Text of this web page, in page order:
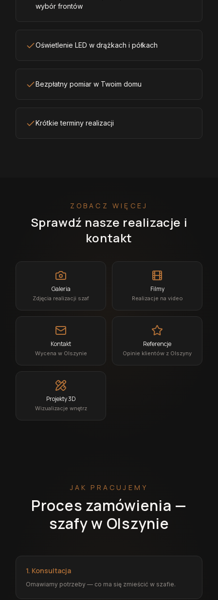
wybór frontów
Oświetlenie LED w drążkach i półkach
Bezpłatny pomiar w Twoim domu
Krótkie terminy realizacji
ZOBACZ WIĘCEJ
Sprawdź nasze realizacje i
kontakt
Galeria
Zdjęcia realizacji szaf
Filmy
Realizacje na video
Kontakt
Wycena w Olszynie
Referencje
Opinie klientów z Olszyny
Projekty 3D
Wizualizacje wnętrz
JAK PRACUJEMY
Proces zamówienia —
szafy w Olszynie
1. Konsultacja
Omawiamy potrzeby — co ma się zmieścić w szafie.